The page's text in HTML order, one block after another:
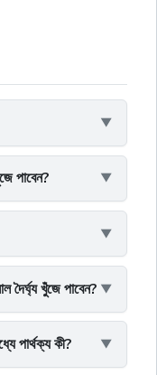
পাবেন?
দৈর্ঘ্য খুঁজে পাবেন?
পার্থক্য কী?